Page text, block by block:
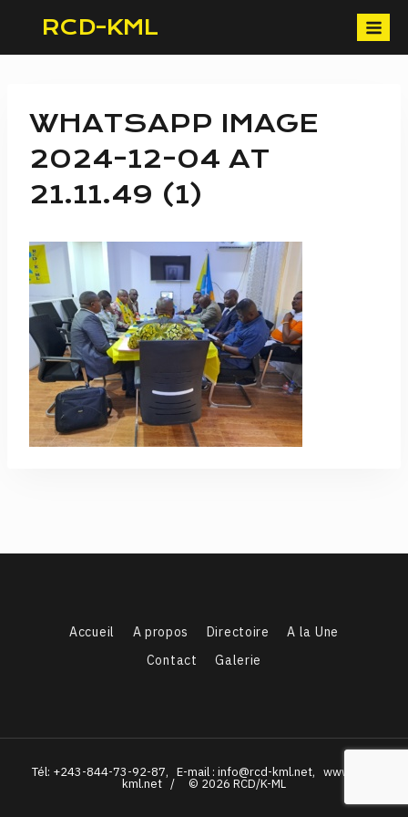
RCD-KML
WHATSAPP IMAGE
2024-12-04 AT
21.11.49 (1)
Accueil A propos Directoire
A la Une
Contact
Galerie
Tél: +243-844-73-92-87, E-mail : info@rcd-kml.net, www.rcd-
kml.net / © 2026 RCD/K-ML